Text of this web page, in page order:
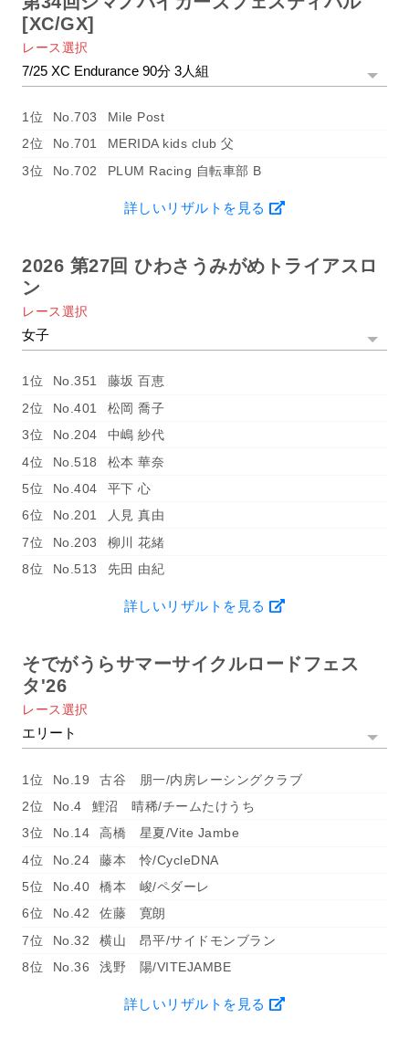
[XC/GX]
レース選択
1位 No.703
Mile Post
2位
No.701
MERIDA kids club 父
3位
No.702 PLUM Racing 自転車部 B
詳しいリザルトを見る
2026 第27回 ひわさうみがめトライアスロ
ン
レース選択
1位 No.351
藤坂 百恵
2位
No.401
松岡 喬子
3位
No.204
中嶋 紗代
4位
No.518
松本 華奈
5位
No.404
平下 心
6位
No.201
人見 真由
7位
No.203
柳川 花緒
8位
No.513 先田 由紀
詳しいリザルトを見る
そでがうらサマーサイクルロードフェス
タ'26
レース選択
1位 No.19
古谷 朋一/内房レーシングクラブ
2位
No.4
鯉沼 晴稀/チームたけうち
3位
No.14
高橋 星夏/Vite Jambe
4位
No.24
藤本 怜/CycleDNA
5位
No.40
橋本 峻/ペダーレ
6位
No.42
佐藤 寛朗
7位
No.32
横山 昂平/サイドモンブラン
8位
No.36 浅野 陽/VITEJAMBE
詳しいリザルトを見る